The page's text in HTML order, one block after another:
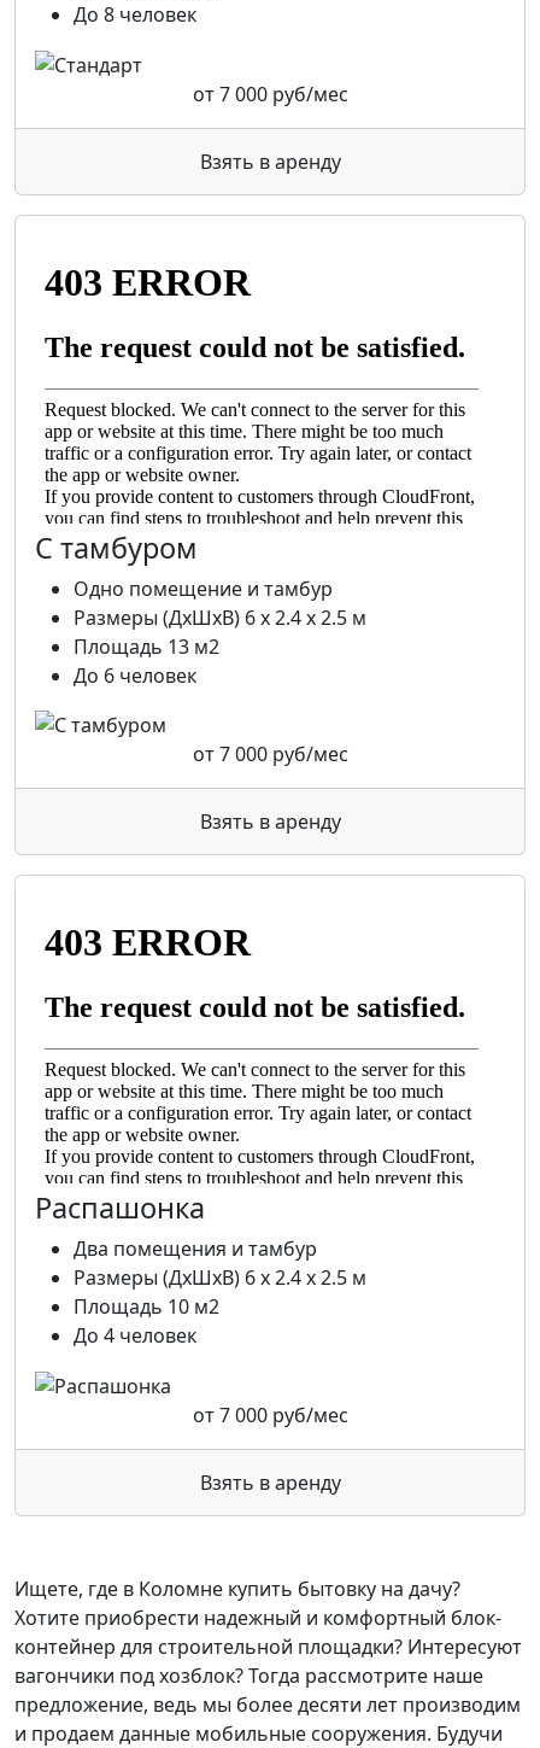
До 8 человек
от7 000 руб/мес
Взять в аренду
С тамбуром
Одно помещение и тамбур
Размеры (ДхШхВ) 6 х 2.4 х 2.5 м
Площадь 13 м2
До 6 человек
от7 000руб/мес
Взять в аренду
Распашонка
Два помещения и тамбур
Размеры (ДхШхВ) 6 х 2.4 х 2.5 м
Площадь 10 м2
До 4 человек
от7 000руб/мес
Взять в аренду
Ищете, где в Коломне купить бытовку на дачу?
Хотите приобрести надежный и комфортный блок-
контейнер для строительной площадки? Интересуют
вагончики под хозблок? Тогда рассмотрите наше
предложение, ведь мы более десяти лет производим
и продаем данные мобильные сооружения. Будучи